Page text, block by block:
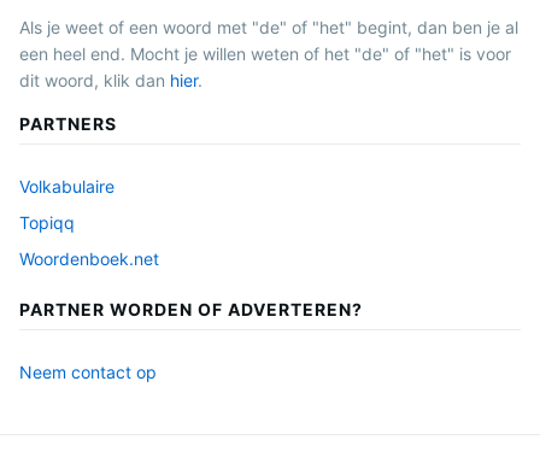
Als je weet of een woord met "de" of "het" begint, dan ben je al
een heel end. Mocht je willen weten of het "de" of "het" is voor
dit woord, klik dan hier.
PARTNERS
Volkabulaire
Topiqq
Woordenboek.net
PARTNER WORDEN OF ADVERTEREN?
Neem contact op